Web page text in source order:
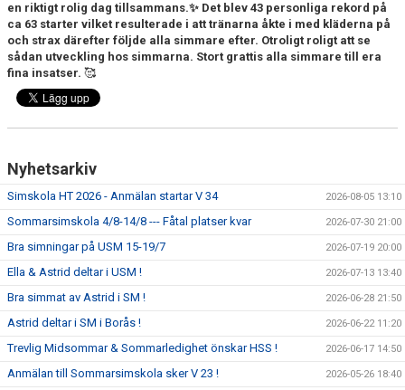
en riktigt rolig dag tillsammans.✨ Det blev 43 personliga rekord på
ca 63 starter vilket resulterade i att tränarna åkte i med kläderna på
och strax därefter följde alla simmare efter. Otroligt roligt att se
sådan utveckling hos simmarna. Stort grattis alla simmare till era
fina insatser. 🥰
Nyhetsarkiv
Simskola HT 2026 - Anmälan startar V 34 2026-08-05 13:10
Sommarsimskola 4/8-14/8 --- Fåtal platser kvar 2026-07-30 21:00
Bra simningar på USM 15-19/7 2026-07-19 20:00
Ella & Astrid deltar i USM ! 2026-07-13 13:40
Bra simmat av Astrid i SM ! 2026-06-28 21:50
Astrid deltar i SM i Borås ! 2026-06-22 11:20
Trevlig Midsommar & Sommarledighet önskar HSS ! 2026-06-17 14:50
Anmälan till Sommarsimskola sker V 23 ! 2026-05-26 18:40